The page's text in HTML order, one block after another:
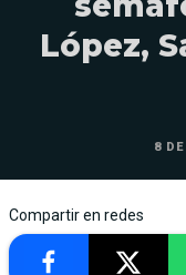
López,
8
Compartir en redes